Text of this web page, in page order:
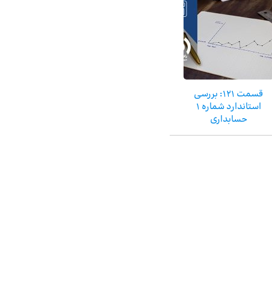
قسمت 121: بررسی
استاندارد شماره 1
حسابداری